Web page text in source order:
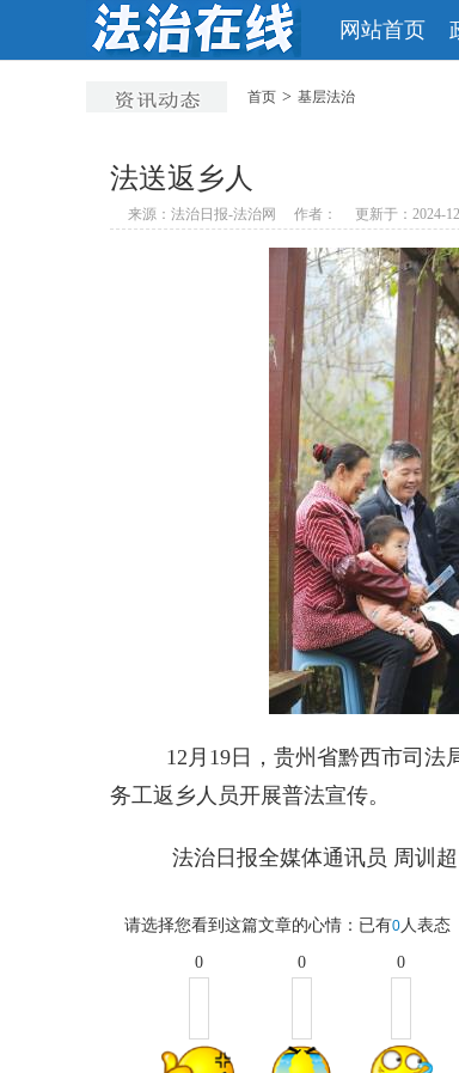
网站首页
首页 > 基层法治
法送返乡人
来源：法治日报-法治网 作者： 更新于：2024-
12月19日，贵州省黔西市司法
务工返乡人员开展普法宣传。
法治日报全媒体通讯员 周训
请选择您看到这篇文章的心情：已有0人表态
0 0 0